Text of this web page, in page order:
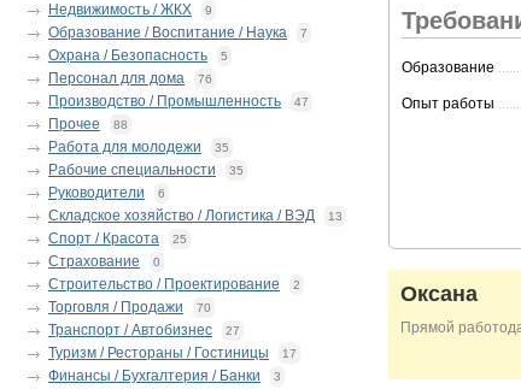
Недвижимость / ЖКХ 9
Образование / Воспитание / Наука 7
Охрана / Безопасность 5
Персонал для дома 76
Производство / Промышленность 47
Прочее 88
Работа для молодежи 35
Рабочие специальности 35
Руководители 6
Складское хозяйство / Логистика / ВЭД 13
Спорт / Красота 25
Страхование 0
Строительство / Проектирование 2
Торговля / Продажи 70
Транспорт / Автобизнес 27
Туризм / Рестораны / Гостиницы 17
Финансы / Бухгалтерия / Банки 3
Образование
Опыт работы
Оксана
Прямой